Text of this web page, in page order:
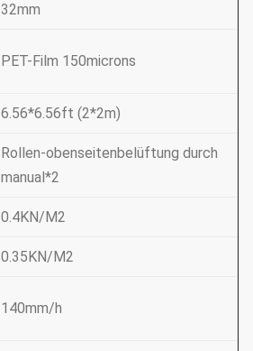
32mm
PET-Film 150microns
6.56*6.56ft (2*2m)
Rollen-obenseitenbelüftung durch
manual*2
0.4KN/M2
0.35KN/M2
140mm/h